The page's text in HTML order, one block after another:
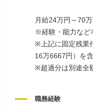
月給24万円～70万
※経験・能力など
※上記に固定残業
16万6667円）を
※超過分は別途全
職務経験